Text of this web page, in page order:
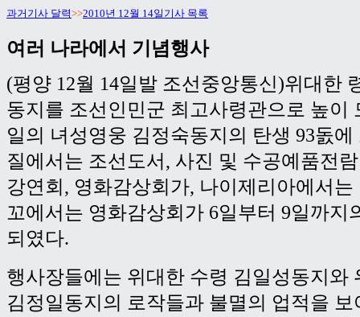
과거기사 달력>>2010년 12월 14일기사 목록
여러 나라에서 기념행사
(평양 12월 14일발 조선중앙통신)위대한
동지를 조선인민군 최고사령관으로 높이
일의 녀성영웅 김정숙동지의 탄생 93돐
질에서는 조선도서, 사진 및 수공예품전
강연회, 영화감상회가, 나이제리아에서는
꼬에서는 영화감상회가 6일부터 9일까지
되였다.
행사장들에는 위대한 수령 김일성동지와
김정일동지의 로작들과 불멸의 업적을